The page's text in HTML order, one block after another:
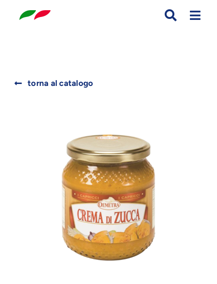
torna al catalogo
for: